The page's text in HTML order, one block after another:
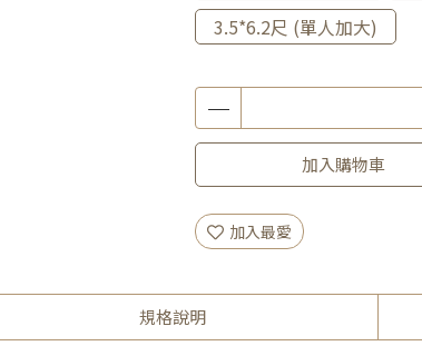
3.5*6.2尺 (單人加大)
加入購物車
加入最愛
規格說明